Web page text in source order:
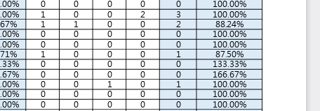
0 0 0 0 0
100.00%
1 0 0 2 3
100.00%
1 1 0 0 2
88.24%
0 0 0 0 0
100.00%
0 0 0 0 0
100.00%
1 0 0 0 1
87.50%
0 0 0 0 0
133.33%
0 0 0 0 0
166.67%
0 0 1 0 1
100.00%
0 0 0 0 0
100.00%
0 0 0 0 0
100.00%